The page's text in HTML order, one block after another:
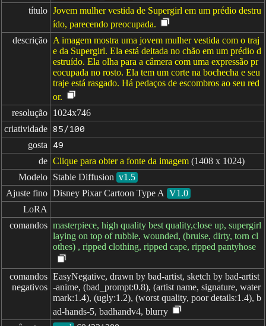
título Jovem mulher vestida de Supergirl em um prédio destru
ído, parecendo preocupada.
descrição A imagem mostra uma jovem mulher vestida com o traj
e da Supergirl. Ela está deitada no chão em um prédio d
estruído. Ela olha para a câmera com uma expressão pr
eocupada no rosto. Ela tem um corte na bochecha e seu
traje está rasgado. Há pedaços de escombros ao seu red
or.
resolução 1024x746
criatividade 85/100
gosta 49
de Clique para obter a fonte da imagem (1408 x 1024)
Modelo Stable Diffusion v1.5
Ajuste fino Disney Pixar Cartoon Type A V1.0
LoRA
comandos masterpiece, high quality best quality,close up, supergirl
laying on top of rubble, wounded, (bruise, dirty, torn cl
othes) , ripped clothing, ripped cape, ripped pantyhose
comandos
negativos
EasyNegative, drawn by bad-artist, sketch by bad-artist
-anime, (bad_prompt:0.8), (artist name, signature, water
mark:1.4), (ugly:1.2), (worst quality, poor details:1.4), b
ad-hands-5, badhandv4, blurry